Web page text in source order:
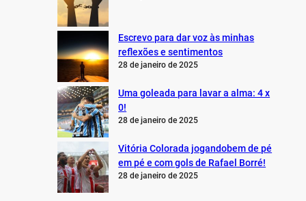
Escrevo para dar voz às minhas
reflexões e sentimentos
28 de janeiro de 2025
Uma goleada para lavar a alma: 4 x
0!
28 de janeiro de 2025
Vitória Colorada jogandobem de pé
em pé e com gols de Rafael Borré!
28 de janeiro de 2025